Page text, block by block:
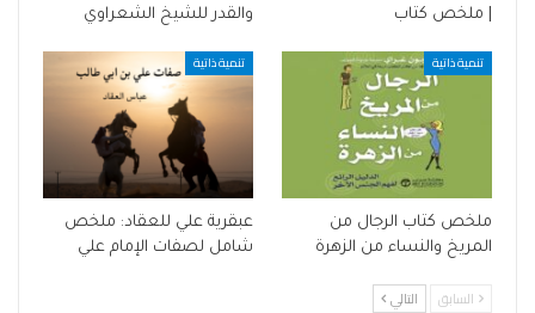
| ملخص كتاب
والقدر للشيخ الشعراوي
تنمية ذاتية
ملخص كتاب الرجال من
المريخ والنساء من الزهرة
تنمية ذاتية
عبقرية علي للعقاد: ملخص
شامل لصفات الإمام علي
السابق التالي